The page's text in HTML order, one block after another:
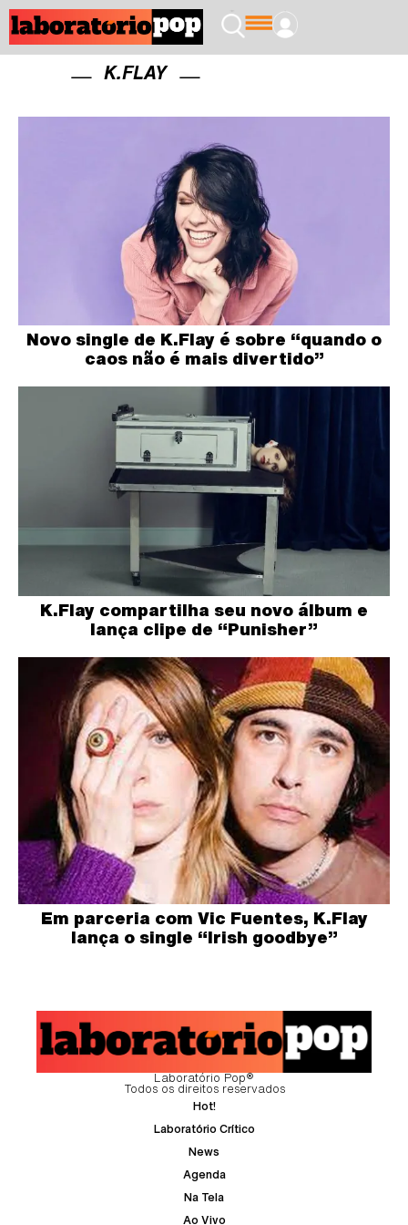
K.FLAY
Novo single de K.Flay é sobre “quando o
caos não é mais divertido”
K.Flay compartilha seu novo álbum e
lança clipe de “Punisher”
Em parceria com Vic Fuentes, K.Flay
lança o single “Irish goodbye”
Laboratório Pop®
Todos os direitos reservados
Hot!
Laboratório Crítico
News
Agenda
Na Tela
Ao Vivo